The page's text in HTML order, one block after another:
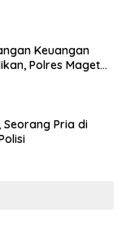
Keuangan
Polres Magetan
Seorang Pria di